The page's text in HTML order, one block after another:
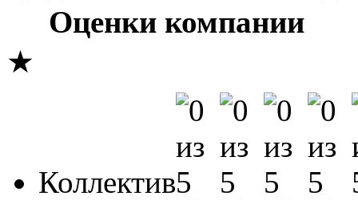
Оценки компании
★
Коллектив